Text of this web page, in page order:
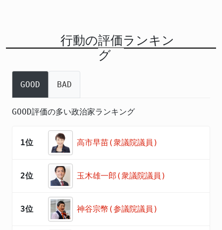
行動の評価ランキン
グ
GOOD BAD
GOOD評価の多い政治家ランキング
1位 高市早苗(衆議院議員)
2位 玉木雄一郎(衆議院議員)
3位 神谷宗幣(参議院議員)